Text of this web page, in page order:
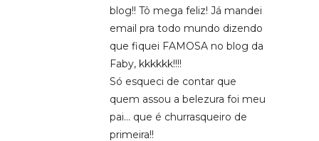
blog!! Tô mega feliz! Já mandei
email pra todo mundo dizendo
que fiquei FAMOSA no blog da
Faby, kkkkkk!!!!
Só esqueci de contar que
quem assou a belezura foi meu
pai… que é churrasqueiro de
primeira!!